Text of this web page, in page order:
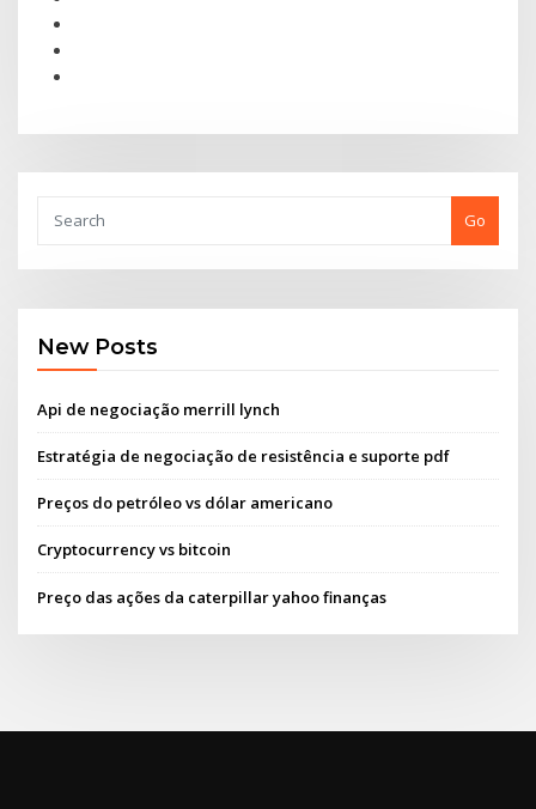
Go
New Posts
Api de negociação merrill lynch
Estratégia de negociação de resistência e suporte pdf
Preços do petróleo vs dólar americano
Cryptocurrency vs bitcoin
Preço das ações da caterpillar yahoo finanças